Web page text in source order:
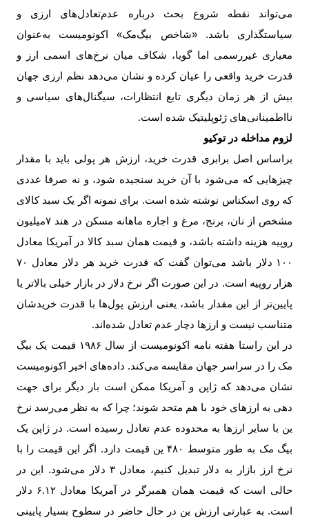
می‌تواند نقطه شروع بحث درباره عدم‌تعادل‌های ارزی و
سیاستگذاری باشد. «شاخص بیگ‌مک» اکونومیست به‌عنوان
معیاری غیررسمی اما گویا، شکاف میان نرخ‌های اسمی ارز و
قدرت خرید واقعی را عیان کرده و نشان می‌دهد نظم ارزی جهان
بیش از هر زمان دیگری تابع انتظارات، سیگنال‌های سیاسی و
نااطمینانی‌های ژئوپلیتیک شده است.
لزوم مداخله در توکیو
براساس اصل برابری قدرت خرید، ارزش هر پولی باید با مقدار
چیزهایی که می‌شود با آن خرید سنجیده شود، و نه صرفا عددی
که روی اسکناس نوشته شده است. برای نمونه اگر یک سبد کالای
مشخص از نان، برنج، مرغ و اجاره ‌ماهانه مسکن در هند۷‌میلیون
روپیه هزینه داشته باشد، و قیمت همان سبد کالا در آمریکا معادل
۱۰۰ دلار باشد می‌توان گفت که قدرت خرید هر دلار معادل
۷۰
هزار روپیه است. در این صورت اگر نرخ دلار در بازار خیلی بالاتر یا
پایین‌تر از این مقدار باشد، یعنی ارزش پول‌ها با قدرت خریدشان
متناسب نیست و ارزها دچار عدم تعادل شده‌اند.
در این راستا هفته نامه اکونومیست از سال ۱۹۸۶ قیمت یک بیگ
مک را در سراسر جهان مقایسه می‌کند. داده‌های اخیر اکونومیست
نشان می‌دهد که ژاپن و آمریکا ممکن است بار دیگر برای جهت
دهی به ارزهای خود با هم متحد شوند؛ چرا که به نظر می‌رسد نرخ
ین با سایر ارزها به محدوده عدم تعادل رسیده است. در ژاپن یک
بیگ مک به طور متوسط
​​۴۸۰ ین قیمت دارد. اگر این قیمت را با
نرخ ارز بازار به دلار تبدیل کنیم، معادل۳ دلار می‌شود. این در
حالی است که قیمت همان همبرگر در آمریکا معادل۶.۱۲ دلار
است. به عبارتی ارزش ین در حال حاضر در سطوح بسیار پایینی